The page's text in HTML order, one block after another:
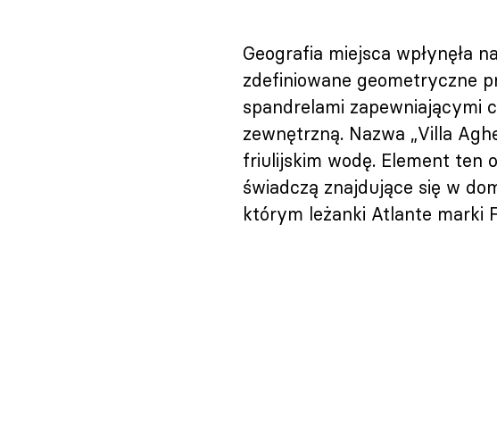
Geografia miejsca wpłynęła
zdefiniowane geometryczne
spandrelami zapewniającymi
zewnętrzną. Nazwa „Villa
friulijskim wodę. Element ten
świadczą znajdujące się w
którym leżanki Atlante marki